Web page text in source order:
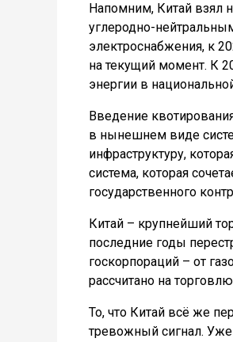
Напомним, Китай взял
углеродно-
электроснабжения, к
на текущий момент. К
энергии в
Введение
в нынешнем виде
инфраструктуру,
система, которая
государственного
Китай – крупнейший
последние годы
госкорпораций – от
рассчитано на
То, что Китай всё же
тревожный сигнал. Уже